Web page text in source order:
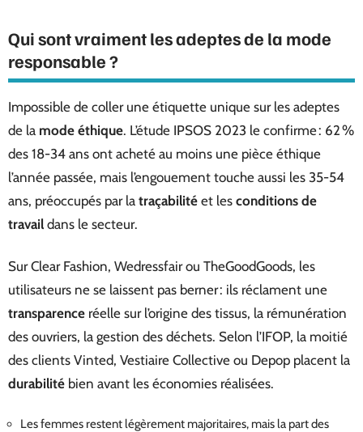
Qui sont vraiment les adeptes de la mode
responsable ?
Impossible de coller une étiquette unique sur les adeptes
de la mode éthique. L’étude IPSOS 2023 le confirme : 62 %
des 18-34 ans ont acheté au moins une pièce éthique
l’année passée, mais l’engouement touche aussi les 35-54
ans, préoccupés par la traçabilité et les conditions de
travail dans le secteur.
Sur Clear Fashion, Wedressfair ou TheGoodGoods, les
utilisateurs ne se laissent pas berner : ils réclament une
transparence réelle sur l’origine des tissus, la rémunération
des ouvriers, la gestion des déchets. Selon l’IFOP, la moitié
des clients Vinted, Vestiaire Collective ou Depop placent la
durabilité bien avant les économies réalisées.
Les femmes restent légèrement majoritaires, mais la part des